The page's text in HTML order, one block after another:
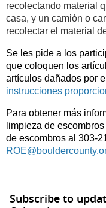
recolectando material
casa, y un camión o
recolectar el material
Se les pide a los
que coloquen los
artículos dañados por
instrucciones
Para obtener más
limpieza de
de escombros al 303-
Subscribe to